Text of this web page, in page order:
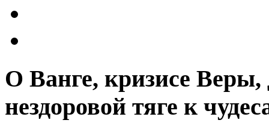
О Ванге, кризисе
нездоровой тяге к